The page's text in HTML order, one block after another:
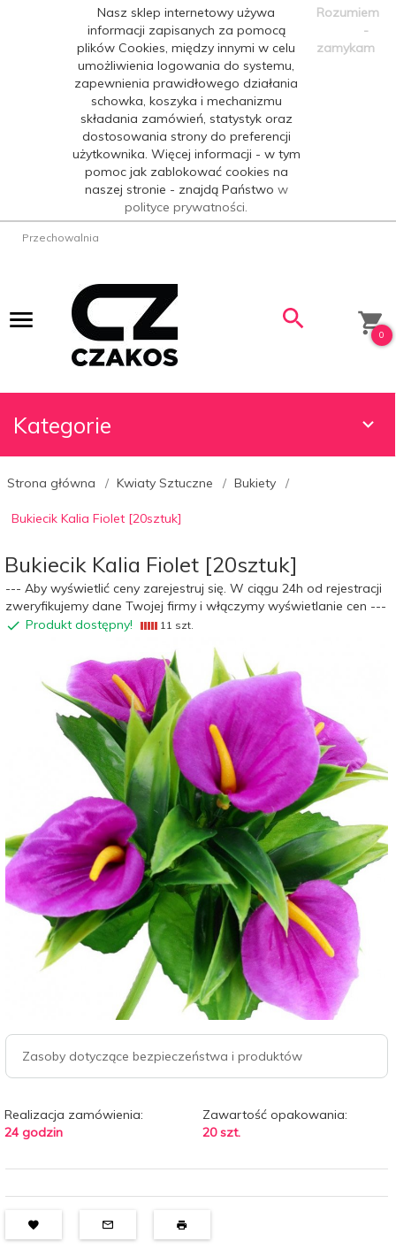
Nasz sklep internetowy używa
informacji zapisanych za pomocą
plików Cookies, między innymi w celu
umożliwienia logowania do systemu,
zapewnienia prawidłowego działania
schowka, koszyka i mechanizmu
składania zamówień, statystyk oraz
dostosowania strony do preferencji
użytkownika. Więcej informacji - w tym
pomoc jak zablokować cookies na
naszej stronie - znajdą Państwo w
polityce prywatności.
Rozumiem
-
zamykam
Przechowalnia
0
Kategorie
Strona główna Kwiaty Sztuczne Bukiety
Bukiecik Kalia Fiolet [20sztuk]
Bukiecik Kalia Fiolet [20sztuk]
--- Aby wyświetlić ceny zarejestruj się. W ciągu 24h od rejestracji
zweryfikujemy dane Twojej firmy i włączymy wyświetlanie cen ---
Produkt dostępny!
11 szt.
Zasoby dotyczące bezpieczeństwa i produktów
Realizacja zamówienia:
24 godzin
Zawartość opakowania:
20 szt.